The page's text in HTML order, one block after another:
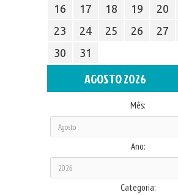
16
17 18 19 20
23
24 25 26 27
30
31
AGOSTO 2026
Mês:
Ano:
Categoria: